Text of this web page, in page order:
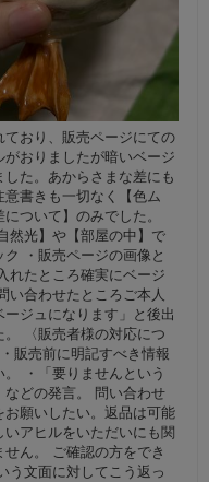
おり、販売ページにての
おりましたが暗いベージ
た。あからさまな差にも
書きも一切なく【色ム
ついて】のみでした。
然光】や【部屋の中】で
・販売ページの画像と
れたところ確実にベージ
い合わせたところご本人
ジュになります」と後出
。 〈販売者様の対応につ
販売前に明記すべき情報
・「要りませんという
などの発言。 問い合わせ
願いしたい。返品は可能
アヒルをいただいにも関
ん。 ご確認の方をでき
う文面に対してこう返っ